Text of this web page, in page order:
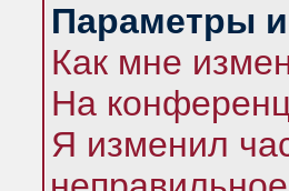
Параметры и
Как мне
На
Я изменил